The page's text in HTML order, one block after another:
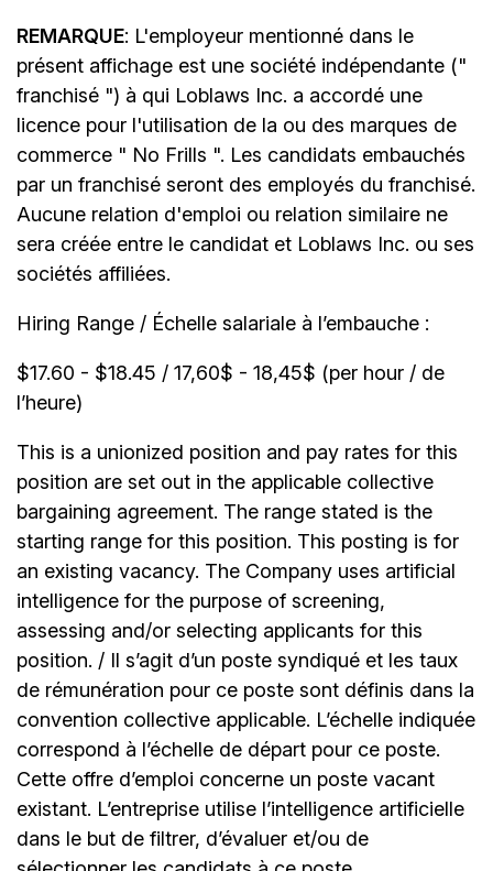
REMARQUE: L'employeur mentionné dans le
présent affichage est une société indépendante ("
franchisé ") à qui Loblaws Inc. a accordé une
licence pour l'utilisation de la ou des marques de
commerce " No Frills ". Les candidats embauchés
par un franchisé seront des employés du franchisé.
Aucune relation d'emploi ou relation similaire ne
sera créée entre le candidat et Loblaws Inc. ou ses
sociétés affiliées.
Hiring Range / Échelle salariale à l’embauche :
$17.60 - $18.45 / 17,60$ - 18,45$ (per hour / de
l’heure)
This is a unionized position and pay rates for this
position are set out in the applicable collective
bargaining agreement. The range stated is the
starting range for this position. This posting is for
an existing vacancy. The Company uses artificial
intelligence for the purpose of screening,
assessing and/or selecting applicants for this
position. / Il s’agit d’un poste syndiqué et les taux
de rémunération pour ce poste sont définis dans la
convention collective applicable. L’échelle indiquée
correspond à l’échelle de départ pour ce poste.
Cette offre d’emploi concerne un poste vacant
existant. L’entreprise utilise l’intelligence artificielle
dans le but de filtrer, d’évaluer et/ou de